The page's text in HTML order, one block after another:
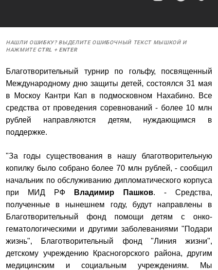
НАШЛИ ОШИБКУ? ВЫДЕЛИТЕ ОШИБОЧНЫЙ ТЕКСТ МЫШКОЙ И
НАЖМИТЕ CTRL + ENTER
Благотворительный турнир по гольфу, посвященный
Международному дню защиты детей, состоялся 31 мая
в Москоу Кантри Кап в подмосковном Нахабино. Все
средства от проведения соревнований - более 10 млн
рублей направляются детям, нуждающимся в
поддержке.
"За годы существования в нашу благотворительную
копилку было собрано более 70 млн рублей, - сообщил
начальник по обслуживанию дипломатического корпуса
при МИД РФ
Владимир Пашков. - Средства,
полученные в нынешнем году, будут направлены в
Благотворительный фонд помощи детям с онко-
гематологическими и другими заболеваниями "Подари
жизнь", Благотворительный фонд "Линия жизни",
детскому учреждению Красногорского района, другим
медицинским и социальным учреждениям. Мы